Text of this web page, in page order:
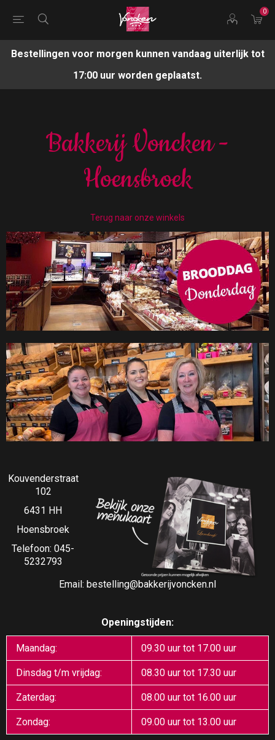
0
Bestellingen voor morgen kunnen vandaag uiterlijk tot
17:00 uur worden geplaatst.
Bakkerij Voncken -
Hoensbroek
Terug naar onze winkels
Kouvenderstraat
102
6431 HH
Hoensbroek
Telefoon: 045-
5232793
Email: bestelling@bakkerijvoncken.nl
Openingstijden:
Maandag: 09.30 uur tot 17.00 uur
Dinsdag t/m vrijdag: 08.30 uur tot 17.30 uur
Zaterdag: 08.00 uur tot 16.00 uur
Zondag: 09.00 uur tot 13.00 uur